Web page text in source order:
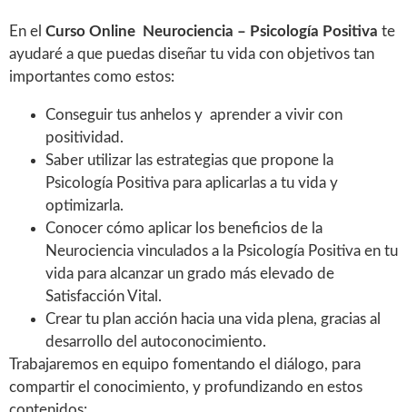
En el Curso Online Neurociencia – Psicología Positiva te
ayudaré a que puedas diseñar tu vida con objetivos tan
importantes como estos:
Conseguir tus anhelos y aprender a vivir con
positividad.
Saber utilizar las estrategias que propone la
Psicología Positiva para aplicarlas a tu vida y
optimizarla.
Conocer cómo aplicar los beneficios de la
Neurociencia vinculados a la Psicología Positiva en tu
vida para alcanzar un grado más elevado de
Satisfacción Vital.
Crear tu plan acción hacia una vida plena, gracias al
desarrollo del autoconocimiento.
Trabajaremos en equipo fomentando el diálogo, para
compartir el conocimiento, y profundizando en estos